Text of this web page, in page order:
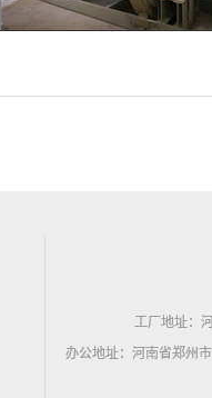
工厂地址：
办公地址：河南省郑州